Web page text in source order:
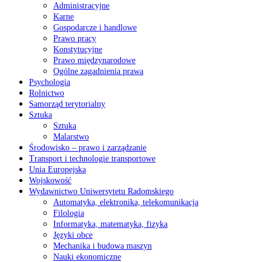
Administracyjne
Karne
Gospodarcze i handlowe
Prawo pracy
Konstytucyjne
Prawo międzynarodowe
Ogólne zagadnienia prawa
Psychologia
Rolnictwo
Samorząd terytorialny
Sztuka
Sztuka
Malarstwo
Środowisko – prawo i zarządzanie
Transport i technologie transportowe
Unia Europejska
Wojskowość
Wydawnictwo Uniwersytetu Radomskiego
Automatyka, elektronika, telekomunikacja
Filologia
Informatyka, matematyka, fizyka
Języki obce
Mechanika i budowa maszyn
Nauki ekonomiczne